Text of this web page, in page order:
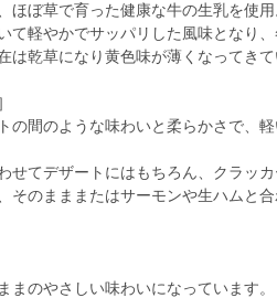
ぼ草で育った健康な牛の生乳を使
て軽やかでサッパリした風味となり
乾草になり黄色味が薄くなってきて
の間のような味わいと柔らかさで、
せてデザートにはもちろん、クラッ
そのまままたはサーモンや生ハムと
まのやさしい味わいになっています。